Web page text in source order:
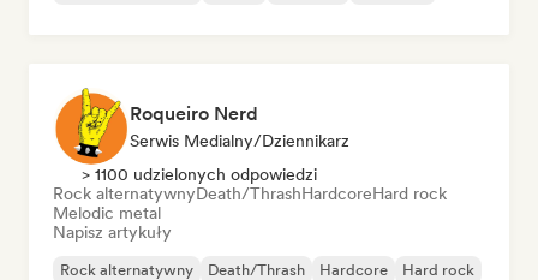
Roqueiro Nerd
Serwis Medialny/Dziennikarz
> 1100 udzielonych odpowiedzi
Rock alternatywnyDeath/ThrashHardcoreHard rock
Melodic metal
Napisz artykuły
Rock alternatywny Death/Thrash Hardcore
Hard rock